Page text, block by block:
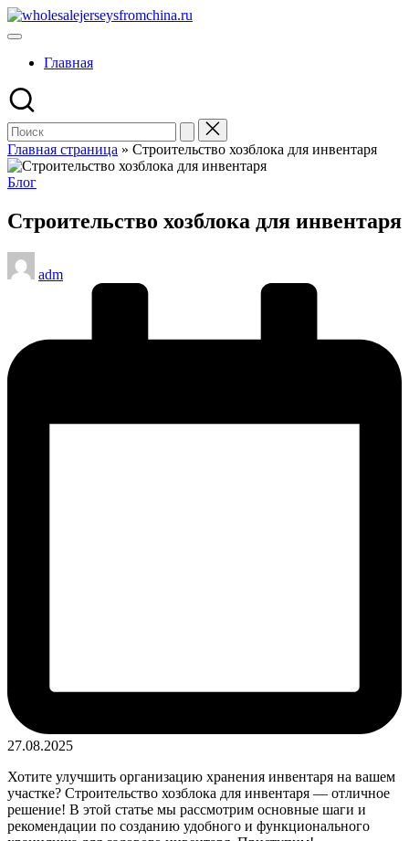
Перейти
к
Главная
Главная страница » Строительство хозблока для инвентаря
Опубликовано
Блог
Строительство хозблока для инвентаря
Запись
от
adm
27.08.2025
Хотите улучшить организацию хранения инвентаря на вашем
участке? Строительство хозблока для инвентаря — отличное
решение! В этой статье мы рассмотрим основные шаги и
рекомендации по созданию удобного и функционального